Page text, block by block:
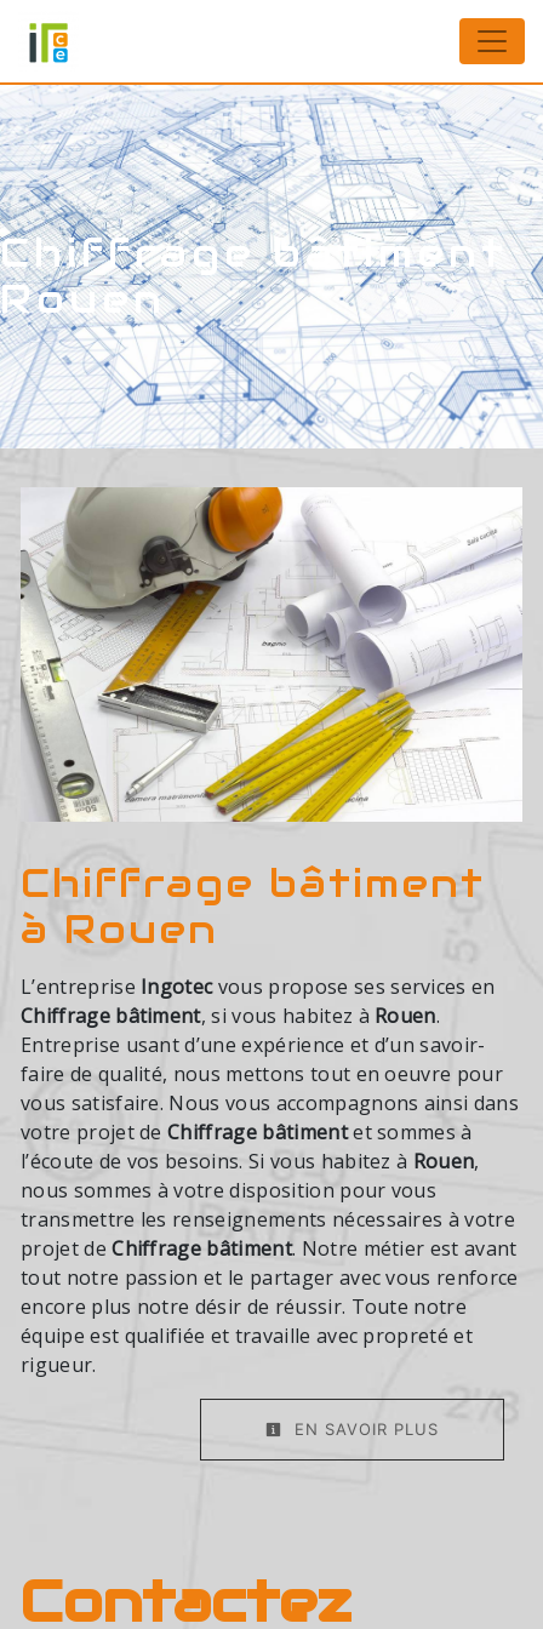
Chiffrage bâtiment
Rouen
Chiffrage bâtiment
à Rouen
L’entreprise Ingotecvous propose ses services en
Chiffrage bâtiment, si vous habitez à Rouen.
Entreprise usant d’une expérience et d’un savoir-
faire de qualité, nous mettons tout en oeuvre pour
vous satisfaire. Nous vous accompagnons ainsi dans
votre projet deChiffrage bâtimentet sommes à
l’écoute de vos besoins. Si vous habitez à Rouen,
nous sommes à votre disposition pour vous
transmettre les renseignements nécessaires à votre
projet deChiffrage bâtiment. Notre métier est avant
tout notre passion et le partager avec vous renforce
encore plus notre désir de réussir. Toute notre
équipe est qualifiée et travaille avec propreté et
rigueur.
EN SAVOIR PLUS
Contactez